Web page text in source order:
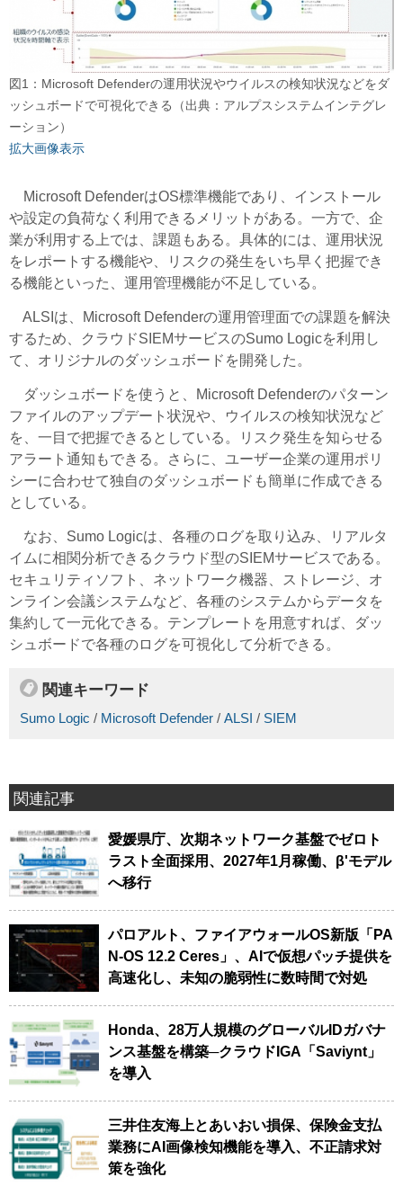
図1：Microsoft Defenderの運用状況やウイルスの検知状況などをダ
ッシュボードで可視化できる（出典：アルプスシステムインテグレ
ーション）
拡大画像表示
Microsoft DefenderはOS標準機能であり、インストール
や設定の負荷なく利用できるメリットがある。一方で、企
業が利用する上では、課題もある。具体的には、運用状況
をレポートする機能や、リスクの発生をいち早く把握でき
る機能といった、運用管理機能が不足している。
ALSIは、Microsoft Defenderの運用管理面での課題を解決
するため、クラウドSIEMサービスのSumo Logicを利用し
て、オリジナルのダッシュボードを開発した。
ダッシュボードを使うと、Microsoft Defenderのパターン
ファイルのアップデート状況や、ウイルスの検知状況など
を、一目で把握できるとしている。リスク発生を知らせる
アラート通知もできる。さらに、ユーザー企業の運用ポリ
シーに合わせて独自のダッシュボードも簡単に作成できる
としている。
なお、Sumo Logicは、各種のログを取り込み、リアルタ
イムに相関分析できるクラウド型のSIEMサービスである。
セキュリティソフト、ネットワーク機器、ストレージ、オ
ンライン会議システムなど、各種のシステムからデータを
集約して一元化できる。テンプレートを用意すれば、ダッ
シュボードで各種のログを可視化して分析できる。
関連キーワード
Sumo Logic / Microsoft Defender / ALSI / SIEM
関連記事
愛媛県庁、次期ネットワーク基盤でゼロト
ラスト全面採用、2027年1月稼働、β'モデル
へ移行
パロアルト、ファイアウォールOS新版「PA
N-OS 12.2 Ceres」、AIで仮想パッチ提供を
高速化し、未知の脆弱性に数時間で対処
Honda、28万人規模のグローバルIDガバナ
ンス基盤を構築─クラウドIGA「Saviynt」
を導入
三井住友海上とあいおい損保、保険金支払
業務にAI画像検知機能を導入、不正請求対
策を強化